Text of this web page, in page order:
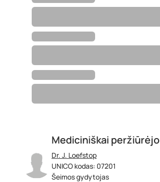
Mediciniškai peržiūrėjo
Dr. J. Loefstop
UNICO kodas: 07201
Šeimos gydytojas